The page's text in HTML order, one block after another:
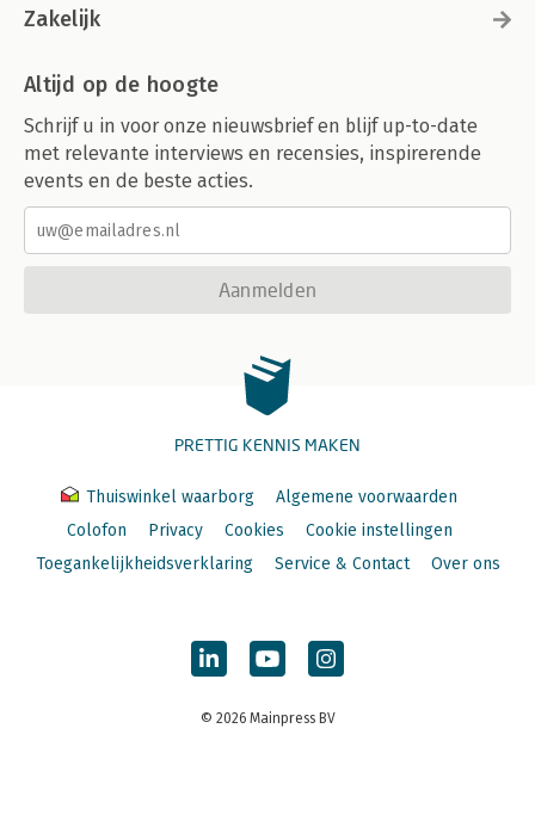
Zakelijk
Altijd op de hoogte
Schrijf u in voor onze nieuwsbrief en blijf up-to-date
met relevante interviews en recensies, inspirerende
events en de beste acties.
Aanmelden
PRETTIG KENNIS MAKEN
Thuiswinkel waarborg
Algemene voorwaarden
Colofon
Privacy Cookies
Cookie instellingen
Toegankelijkheidsverklaring
Service & Contact Over ons
© 2026 Mainpress BV